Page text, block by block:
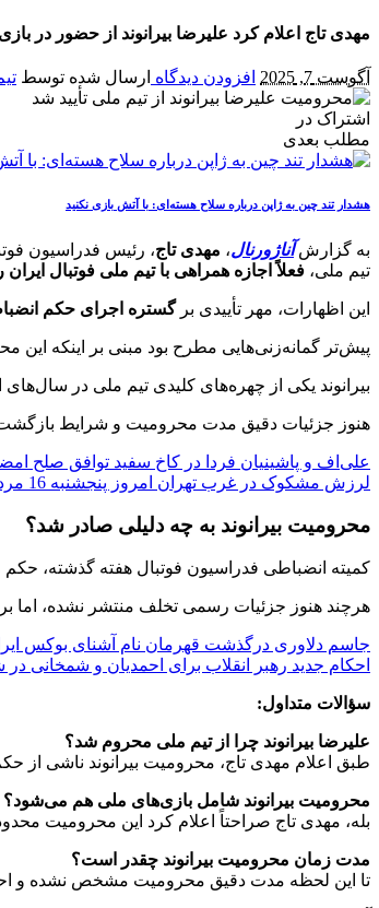
مهدی تاج اعلام کرد علیرضا بیرانوند از حضور در
آگوست 7, 2025 افزودن دیدگاه ارسال شده توسط
اشتراک در
مطلب بعدی
هشدار تند چین به ژاپن درباره سلاح هسته‌ای: با آتش بازی نکنید
به گزارشآناژورنال، مهدی تاج، رئیس فدراسیون فوتبال
تیم ملی، فعلاً اجازه همراهی با تیم ملی فوتبال ایران
این اظهارات، مهر تأییدی برگستره اجرای حکم
پیش‌تر گمانه‌زنی‌هایی مطرح بود مبنی بر اینکه این
بیرانوند یکی از چهره‌های کلیدی تیم ملی در
هنوز جزئیات دقیق مدت محرومیت و شرایط بازگشت
علی‌اف و پاشینیان فردا در کاخ سفید توافق صلح
لرزش مشکوک در غرب تهران امروز پنجشنبه 16 مرداد 1404
محرومیت بیرانوند به چه دلیلی صادر شد؟
کمیته انضباطی فدراسیون فوتبال هفته گذشته، حکم
هرچند هنوز جزئیات رسمی تخلف منتشر نشده، اما
جاسم دلاوری درگذشت قهرمان نام‌ آشنای بوکس
احکام جدید رهبر انقلاب برای احمدیان و شمخانی
سؤالات متداول:
علیرضا بیرانوند چرا از تیم ملی محروم شد؟
طبق اعلام مهدی تاج، محرومیت بیرانوند ناشی
محرومیت بیرانوند شامل بازی‌های ملی هم می‌شود؟
بله، مهدی تاج صراحتاً اعلام کرد این محرومیت
مدت زمان محرومیت بیرانوند چقدر است؟
تا این لحظه مدت دقیق محرومیت مشخص نشده و